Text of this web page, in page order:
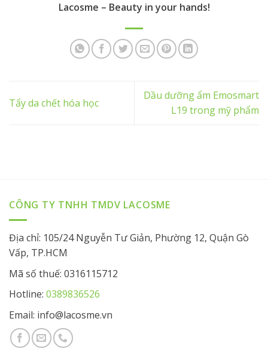
Lacosme – Beauty in your hands!
Tẩy da chết hóa học
Dầu dưỡng ẩm Emosmart
L19 trong mỹ phẩm
CÔNG TY TNHH TMDV LACOSME
Địa chỉ: 105/24 Nguyễn Tư Giản, Phường 12, Quận Gò
Vấp, TP.HCM
Mã số thuế: 0316115712
Hotline: 0389836526
Email: info@lacosme.vn